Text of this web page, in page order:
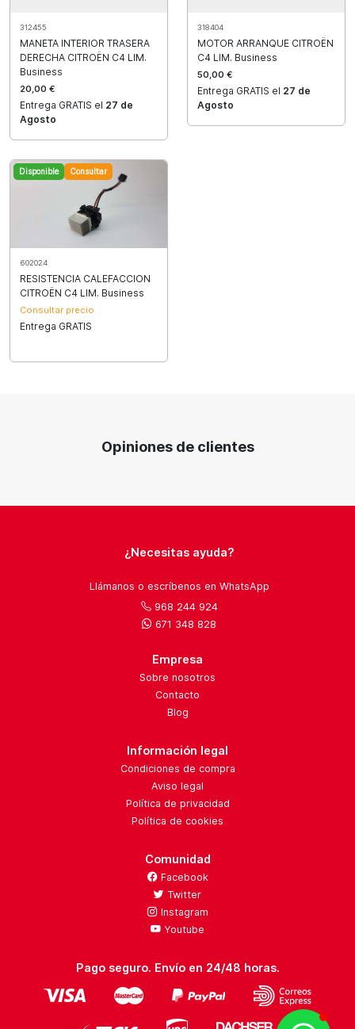
312455
MANETA INTERIOR TRASERA
DERECHA CITROËN C4 LIM.
Business
20,00 €
Entrega GRATIS el 27 de
Agosto
318404
MOTOR ARRANQUE CITROËN
C4 LIM. Business
50,00 €
Entrega GRATIS el 27 de
Agosto
Disponible Consultar
602024
RESISTENCIA CALEFACCION
CITROËN C4 LIM. Business
Consultar precio
Entrega GRATIS
Opiniones de clientes
¿Necesitas ayuda?
Llámanos o escríbenos en WhatsApp
968 244 924
671 348 828
Empresa
Sobre nosotros
Contacto
Blog
Información legal
Condiciones de compra
Aviso legal
Política de privacidad
Política de cookies
Comunidad
Facebook
Twitter
Instagram
Youtube
Pago seguro. Envío en 24/48 horas.